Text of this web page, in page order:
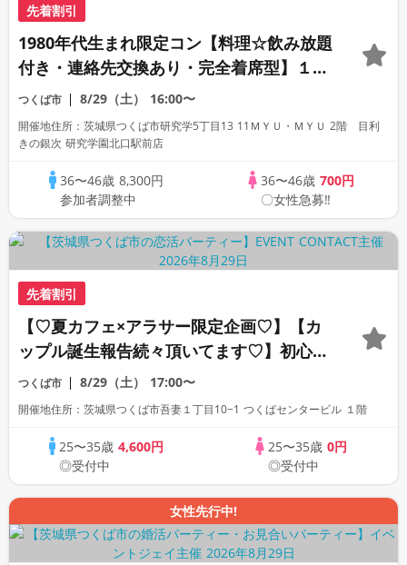
先着割引
1980年代生まれ限定コン【料理☆飲み放題
付き・連絡先交換あり・完全着席型】１名
参加多数・初参加も大歓迎☆
つくば市 8/29（土） 16:00〜
開催地住所：茨城県つくば市研究学5丁目13 11ＭＹＵ・ＭＹＵ 2階 目利
きの銀次 研究学園北口駅前店
36〜46歳 8,300円
参加者調整中
36〜46歳 700円
〇女性急募‼
先着割引
【♡夏カフェ×アラサー限定企画♡】【カ
ップル誕生報告続々頂いてます♡】初心者
にもオススメな1対1トークで話が広がる
つくば市 8/29（土） 17:00〜
開催地住所：茨城県つくば市吾妻１丁目10−1 つくばセンタービル １階
25〜35歳4,600円
◎受付中
25〜35歳 0円
◎受付中
女性先行中!